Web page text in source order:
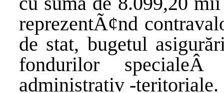
reprezentÃ¢nd
de stat, bugetul
fondurilor speciale
administrativ -teritoriale.